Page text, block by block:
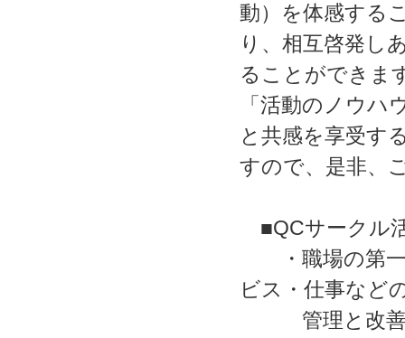
動）を体感する
り、相互啓発し
ることができま
「活動のノウ
と共感を享受す
すので、是非、
■QCサークル
・職場の第一
ビス・仕事など
管理と改善